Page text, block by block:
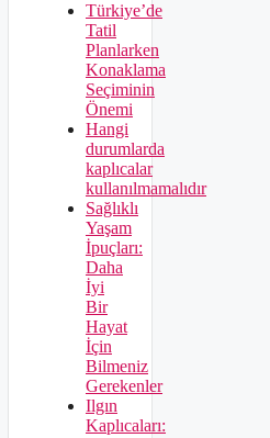
Türkiye’de
Tatil
Planlarken
Konaklama
Seçiminin
Önemi
Hangi
durumlarda
kaplıcalar
kullanılmamalıdır
Sağlıklı
Yaşam
İpuçları:
Daha
İyi
Bir
Hayat
İçin
Bilmeniz
Gerekenler
Ilgın
Kaplıcaları: